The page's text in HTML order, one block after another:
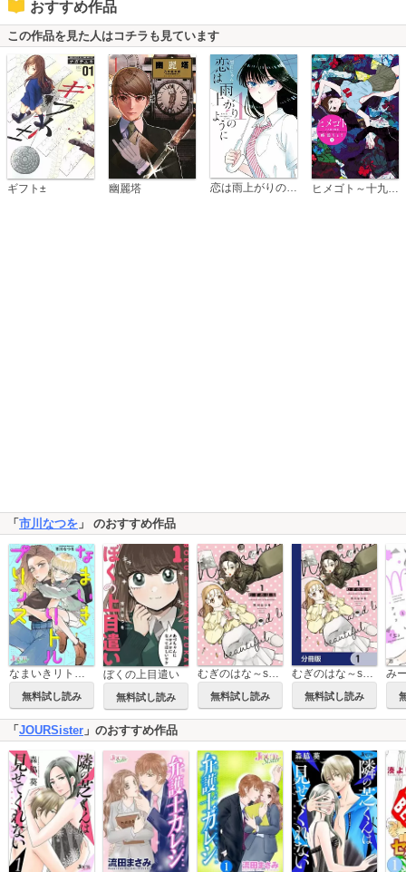
おすすめ作品
この作品を見た人はコチラも見ています
ギフト± 幽麗塔 恋は雨上がりのように
「 市川なつを 」 のおすすめ作品
なまいきリトルプリンス 分冊版
無料試し読み
ぼくの上目遣い
無料試し読み
むぎのはな～shared life is beautiful～
無料試し読み
むぎのはな～shared life is beautiful～【分冊版】
無料試し読み
「 JOURSister 」のおすすめ作品